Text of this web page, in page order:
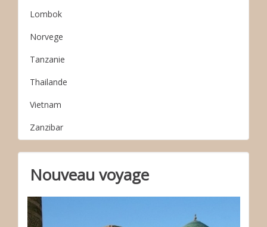
Lombok
Norvege
Tanzanie
Thailande
Vietnam
Zanzibar
Nouveau voyage